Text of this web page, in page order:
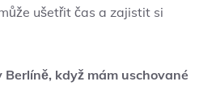
ušetřit čas a zajistit si
Berlíně, když mám uschované